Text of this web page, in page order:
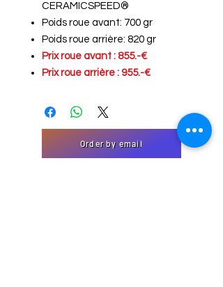
CERAMICSPEED®
Poids roue avant: 700 gr
Poids roue arrière: 820 gr
Prix roue avant : 855.-€
Prix roue arrière : 955.-€
Order by email